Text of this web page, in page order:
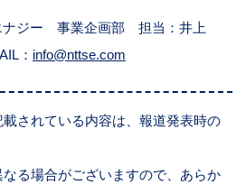
ナジー 事業企画部 担当：井上
： info@nttse.com
されている内容は、報道発表時の
る場合がございますので、あらか